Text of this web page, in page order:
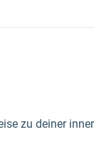
zu deiner